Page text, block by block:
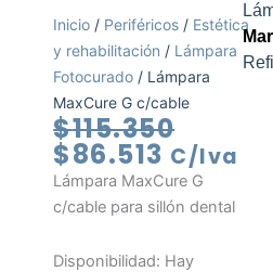
Inicio / Periféricos / Estética
y rehabilitación / Lámpara
Fotocurado / Lámpara
MaxCure G c/cable
$115.350El
precio
original
era:
$86.513
El
precio
actual
es:
C/Iva
Lámpara MaxCure G
c/cable para sillón dental
Disponibilidad: Hay
Lámpara